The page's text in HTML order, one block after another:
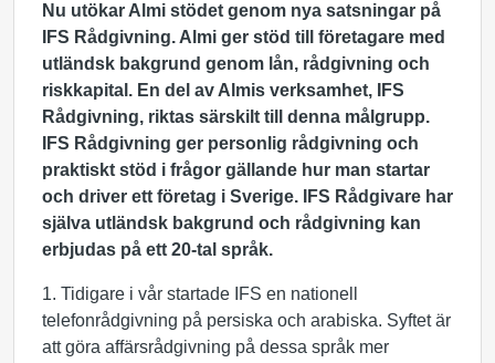
Nu utökar Almi stödet genom nya satsningar på
IFS Rådgivning. Almi ger stöd till företagare med
utländsk bakgrund genom lån, rådgivning och
riskkapital. En del av Almis verksamhet, IFS
Rådgivning, riktas särskilt till denna målgrupp.
IFS Rådgivning ger personlig rådgivning och
praktiskt stöd i frågor gällande hur man startar
och driver ett företag i Sverige. IFS Rådgivare har
själva utländsk bakgrund och rådgivning kan
erbjudas på ett 20-tal språk.
1. Tidigare i vår startade IFS en nationell
telefonrådgivning på persiska och arabiska. Syftet är
att göra affärsrådgivning på dessa språk mer